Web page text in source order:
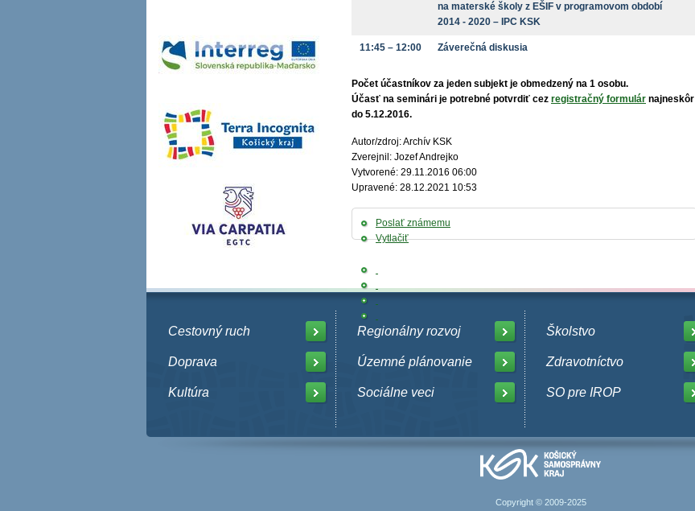
na materské školy z EŠIF v programovom období
2014 - 2020 – IPC KSK
11:45 – 12:00 Záverečná diskusia
Počet účastníkov za jeden subjekt je obmedzený na 1 osobu.
Účasť na seminári je potrebné potvrdiť cez registračný formulár najneskôr
do 5.12.2016.
Autor/zdroj: Archív KSK
Zverejnil: Jozef Andrejko
Vytvorené: 29.11.2016 06:00
Upravené: 28.12.2021 10:53
Poslať známemu
Vytlačiť
Cestovný ruch
Doprava
Kultúra
Regionálny rozvoj
Územné plánovanie
Sociálne veci
Školstvo
Zdravotníctvo
SO pre IROP
Copyright © 2009-2025